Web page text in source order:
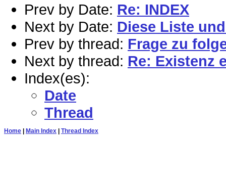
Prev by Date: Re: INDEX
Next by Date: Diese Liste
Prev by thread: Frage zu
Next by thread: Re: Existenz
Index(es):
Date
Thread
Home | Main Index | Thread Index